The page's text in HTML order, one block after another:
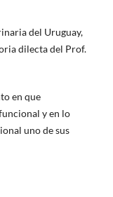
del Uruguay,
dilecta del Prof.
en que
y en lo
uno de sus